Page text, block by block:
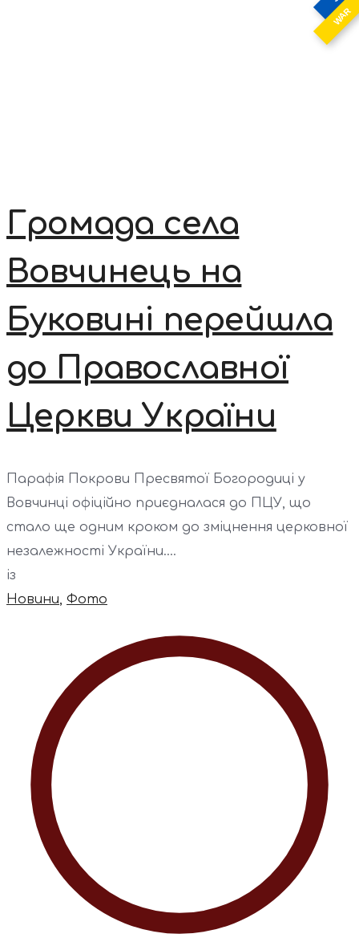
WAR
Громада села
Вовчинець на
Буковині перейшла
до Православної
Церкви України
Парафія Покрови Пресвятої Богородиці у
Вовчинці офіційно приєдналася до ПЦУ, що
стало ще одним кроком до зміцнення церковної
незалежності України....
із
Новини, Фото